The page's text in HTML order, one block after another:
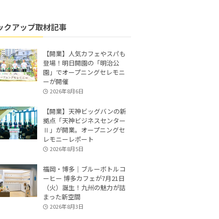
クアップ取材記事
【開業】人気カフェやスパも
登場！明日開園の「明治公
園」でオープニングセレモニ
ーが開催
2026年8月6日
【開業】天神ビッグバンの新
拠点「天神ビジネスセンター
Ⅱ」が開業。オープニングセ
レモニーレポート
2026年8月5日
福岡・博多｜ブルーボトルコ
ーヒー 博多カフェが7月21日
（火）誕生！九州の魅力が詰
まった新空間
2026年8月3日